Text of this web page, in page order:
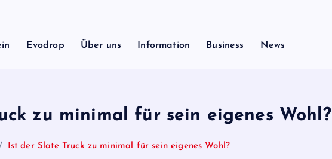
Evodrop Über uns Information Business News
zu minimal für sein eigenes Wohl?
Ist der Slate Truck zu minimal für sein eigenes Wohl?